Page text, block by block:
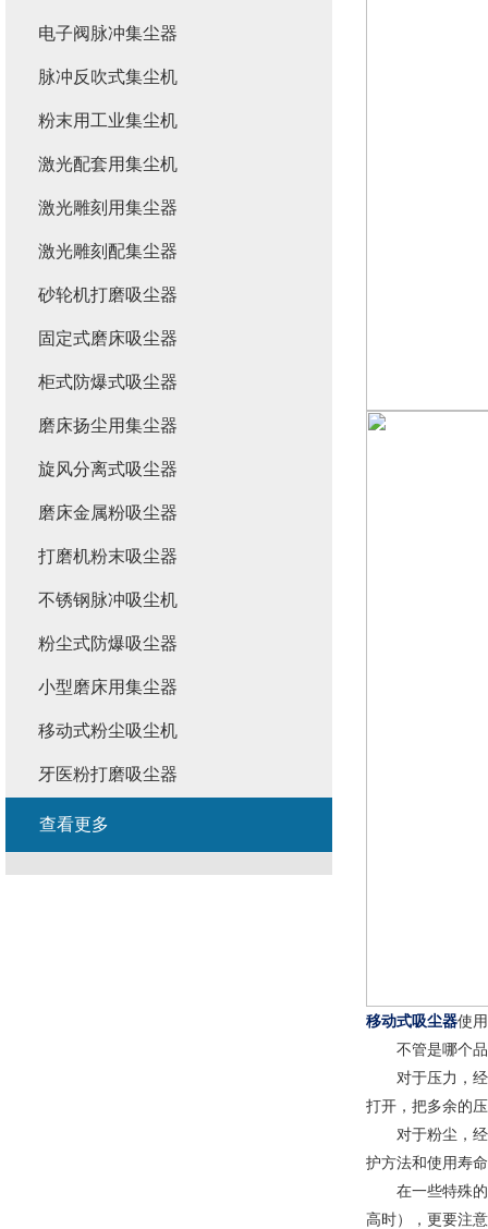
移动式吸尘器使
不管是哪个品
对于压力，经
打开，把多余的
对于粉尘，经
护方法和使用寿
在一些特殊的
高时），更要注
电子阀脉冲集尘器
脉冲反吹式集尘机
粉末用工业集尘机
激光配套用集尘机
激光雕刻用集尘器
激光雕刻配集尘器
砂轮机打磨吸尘器
固定式磨床吸尘器
柜式防爆式吸尘器
磨床扬尘用集尘器
旋风分离式吸尘器
磨床金属粉吸尘器
打磨机粉末吸尘器
不锈钢脉冲吸尘机
粉尘式防爆吸尘器
小型磨床用集尘器
移动式粉尘吸尘机
牙医粉打磨吸尘器
查看更多